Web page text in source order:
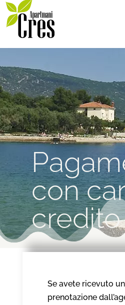
con
credito
Se avete ricevuto
prenotazione